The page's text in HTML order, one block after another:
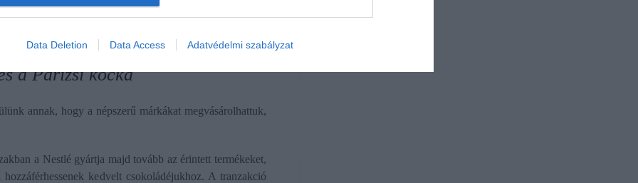
Data Deletion Data Access Adatvédelmi szabályzat
tárgyalásokat követően a
kerül a közel 100 éves
a Párizsi kocka
annak, hogy a népszerű márkákat megvásárolhattuk,
a Nestlé gyártja majd tovább az érintett termékeket,
kedvelt csokoládéjukhoz. A tranzakció